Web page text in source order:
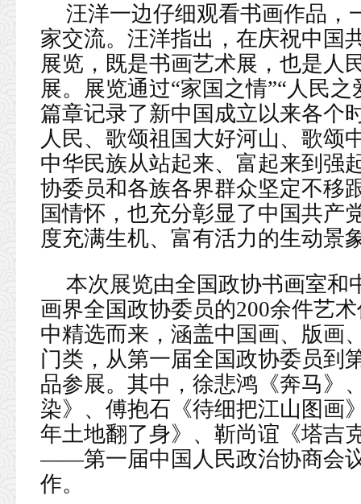
汪洋一边仔细观看书画作品，
家交流。汪洋指出，在庆祝中国
展览，既是书画艺术展，也是人
展。展览通过“家国之情”“人民
篇章记录了新中国成立以来各个
人民、歌颂祖国大好河山、歌颂
中华民族从站起来、富起来到强
协委员和各族各界群众坚定不移
国情怀，也充分彰显了中国共产
度充满生机、富有活力的生动景
本次展览由全国政协书画室和
画界全国政协委员的200余件艺
中精选而来，涵盖中国画、版画
门类，从第一届全国政协委员到
品参展。其中，徐悲鸿《奔马》
染》、傅抱石《待细把江山图画
年土地翻了身》、靳尚谊《塔吉
——第一届中国人民政治协商会
作。